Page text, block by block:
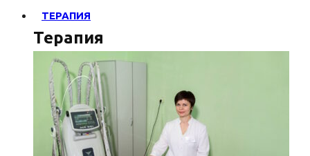
ТЕРАПИЯ
Терапия